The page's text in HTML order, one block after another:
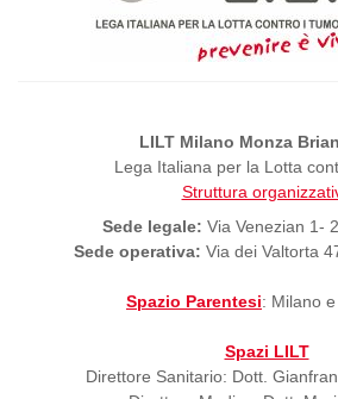
LILT Milano Monza
Lega Italiana per la Lotta
Struttura
Sede legale: Via Venezian 1-
Sede operativa: Via dei Valtorta
Spazio Parentesi: Milano
Spazi LILT
Direttore Sanitario: Dott.